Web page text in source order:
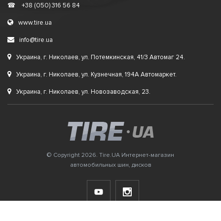
☎ +38 (050) 316 56 84
www.tire.ua
info@tire.ua
Украина, г. Николаев, ул. Потемкинская, 41/3 Автомаг 24.
Украина, г. Николаев, ул. Кузнечная, 194А Автомаркет.
Украина, г. Николаев, ул. Новозаводская, 23.
© Copyright 2026. Tire.UA Интернет-магазин
автомобильных шин, дисков